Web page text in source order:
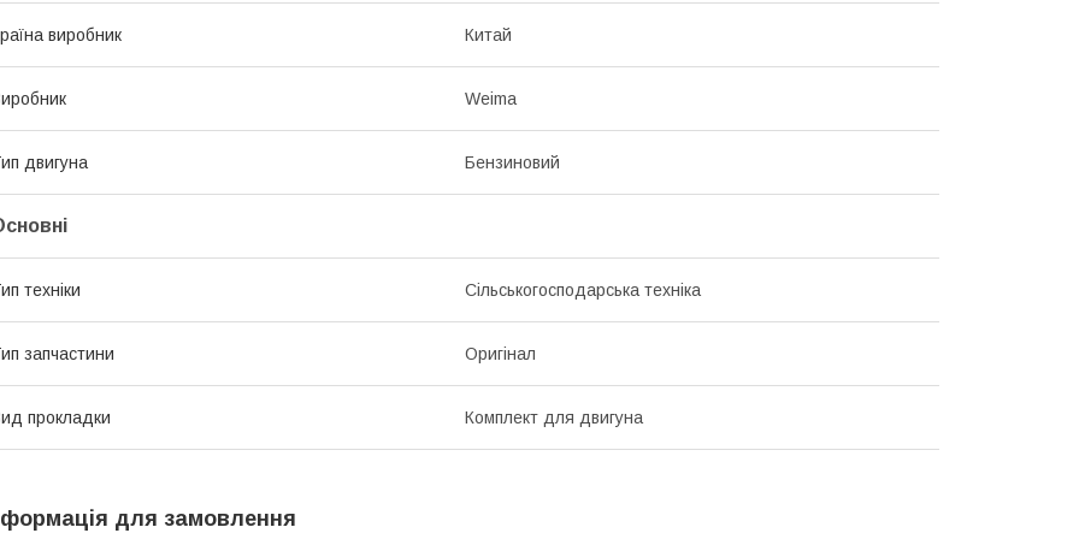
виробник Китай
Weima
двигуна Бензиновий
техніки Сільськогосподарська техніка
запчастини Оригінал
прокладки Комплект для двигуна
для замовлення